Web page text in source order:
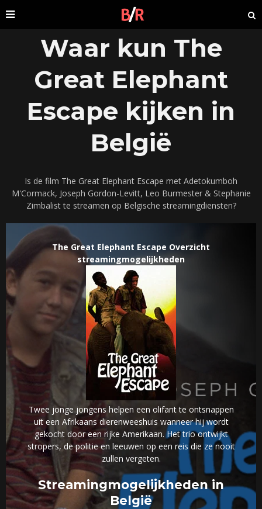
Waar kun The
Great Elephant
Escape kijken in
België
Is de film The Great Elephant Escape met Adetokumboh
M'Cormack, Joseph Gordon-Levitt, Leo Burmester & Stephanie
Zimbalist te streamen op Belgische streamingdiensten?
The Great Elephant Escape Overzicht
streamingmogelijkheden
Twee jonge jongens helpen een olifant te ontsnappen
uit een Afrikaans dierenweeshuis wanneer hij wordt
gekocht door een rijke Amerikaan. Het trio ontwijkt
stropers, de politie en leeuwen op een reis die ze nooit
zullen vergeten.
Streamingmogelijkheden in
België